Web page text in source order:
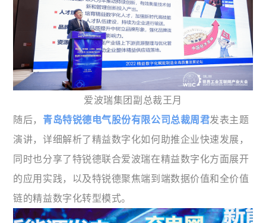
爱波瑞集团副总裁王月
随后， 青岛特锐德电气股份有限公司总裁周君发表主题
演讲，详细解析了精益数字化如何助推企业快速发展，
同时也分享了特锐德联合爱波瑞在精益数字化方面展开
的应用实践，以及特锐德聚焦端到端数据价值和全价值
链的精益数字化转型模式。